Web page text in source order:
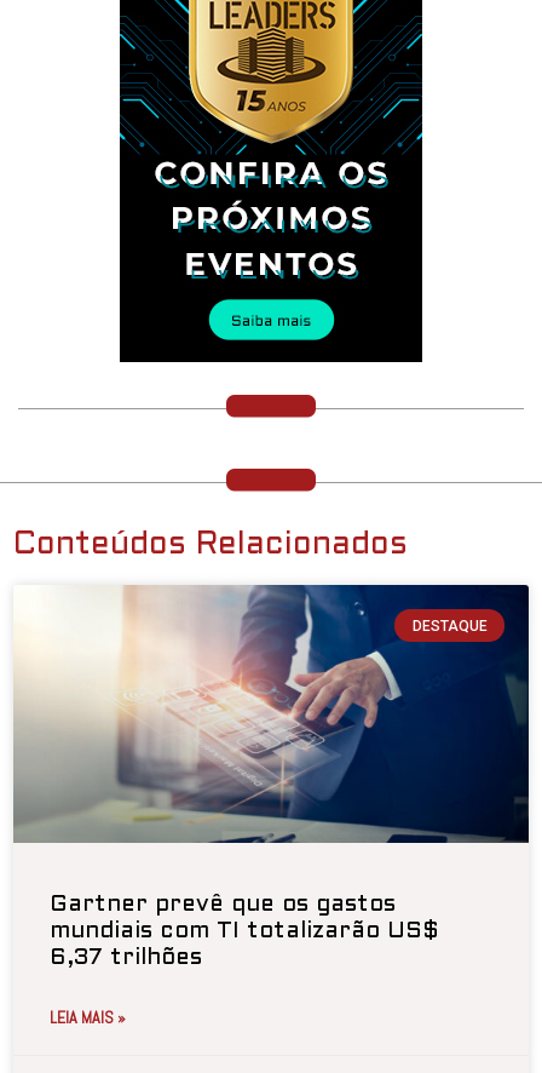
Conteúdos Relacionados
DESTAQUE
Gartner prevê que os gastos
mundiais com TI totalizarão US$
6,37 trilhões
LEIA MAIS »